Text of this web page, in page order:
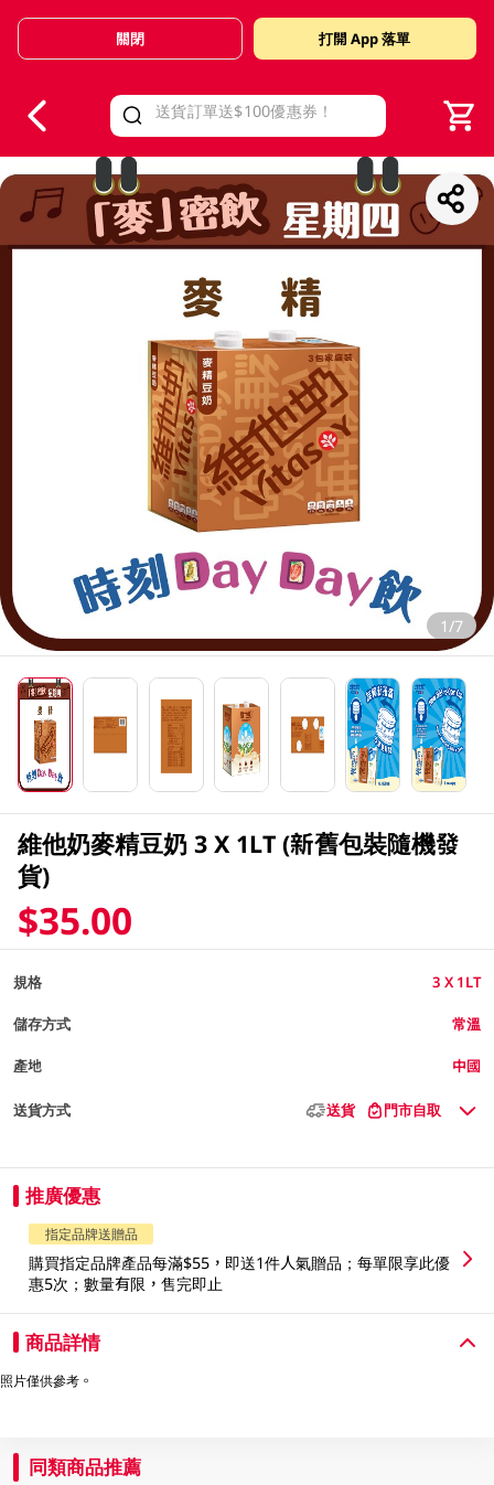
Valid Until 30 June 2026
關閉 打開 App 落單
1/7
維他奶麥精豆奶 3 X 1LT (新舊包裝隨機發
貨)
$35.00
規格 3 X 1LT
儲存方式 常溫
產地 中國
送貨方式 送貨 門市自取
推廣優惠
指定品牌送贈品
購買指定品牌產品每滿$55，即送1件人氣贈品；每單限享此優
惠5次；數量有限，售完即止
商品詳情
照片僅供參考。
同類商品推薦